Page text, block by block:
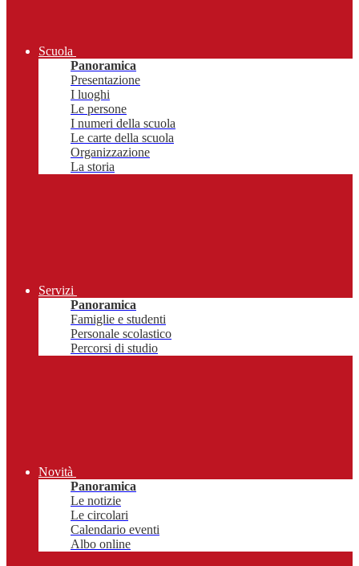
Scuola
Panoramica
Presentazione
I luoghi
Le persone
I numeri della scuola
Le carte della scuola
Organizzazione
La storia
Servizi
Panoramica
Famiglie e studenti
Personale scolastico
Percorsi di studio
Novità
Panoramica
Le notizie
Le circolari
Calendario eventi
Albo online